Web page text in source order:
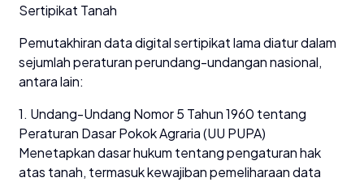
Sertipikat Tanah
Pemutakhiran data digital sertipikat lama diatur dalam
sejumlah peraturan perundang-undangan nasional,
antara lain:
1. Undang-Undang Nomor 5 Tahun 1960 tentang
Peraturan Dasar Pokok Agraria (UU PUPA)
Menetapkan dasar hukum tentang pengaturan hak
atas tanah, termasuk kewajiban pemeliharaan data